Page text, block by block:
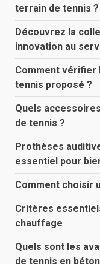
terrain de tennis ?
Découvrez la
innovation au
Comment vérifier
tennis proposé ?
Quels
de tennis ?
Prothèses
essentiel pour
Comment choisir
Critères
chauffage
Quels sont les
de tennis en